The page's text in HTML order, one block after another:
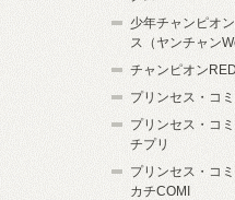
少年チャンピオ
ス（ヤンチャン
チャンピオン
プリンセス・コ
プリンセス・コ
チプリ
プリンセス・コ
カチCOMI